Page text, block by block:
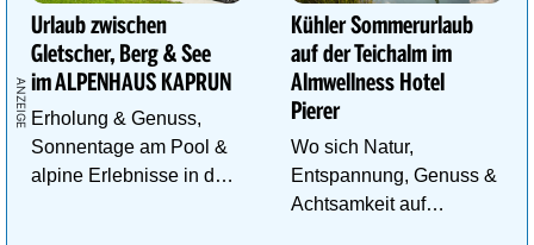
Urlaub zwischen
Gletscher, Berg & See
im ALPENHAUS KAPRUN
Erholung & Genuss,
Sonnentage am Pool &
alpine Erlebnisse in den
Kühler Sommerurlaub
auf der Teichalm im
Almwellness Hotel
Pierer
Wo sich Natur,
Entspannung, Genuss &
Achtsamkeit auf